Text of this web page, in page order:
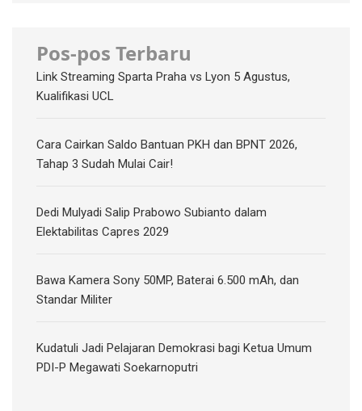
Pos-pos Terbaru
Link Streaming Sparta Praha vs Lyon 5 Agustus,
Kualifikasi UCL
Cara Cairkan Saldo Bantuan PKH dan BPNT 2026,
Tahap 3 Sudah Mulai Cair!
Dedi Mulyadi Salip Prabowo Subianto dalam
Elektabilitas Capres 2029
Bawa Kamera Sony 50MP, Baterai 6.500 mAh, dan
Standar Militer
Kudatuli Jadi Pelajaran Demokrasi bagi Ketua Umum
PDI-P Megawati Soekarnoputri